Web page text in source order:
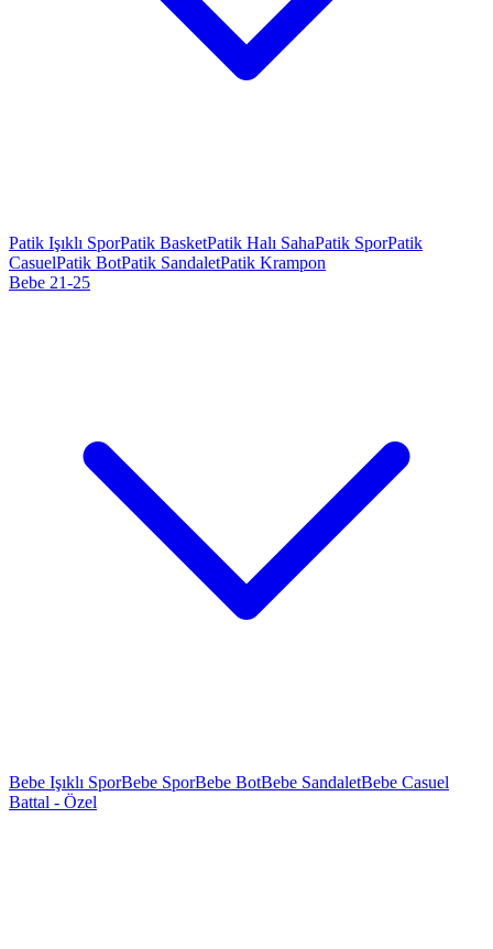
Patik Işıklı SporPatik BasketPatik Halı SahaPatik SporPatik
CasuelPatik BotPatik SandaletPatik Krampon
Bebe 21-25
Bebe Işıklı SporBebe SporBebe BotBebe SandaletBebe Casuel
Battal - Özel